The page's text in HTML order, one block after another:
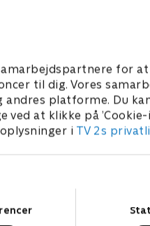
for
til dig. Vores
platforme. Du
at klikke på
i TV 2s